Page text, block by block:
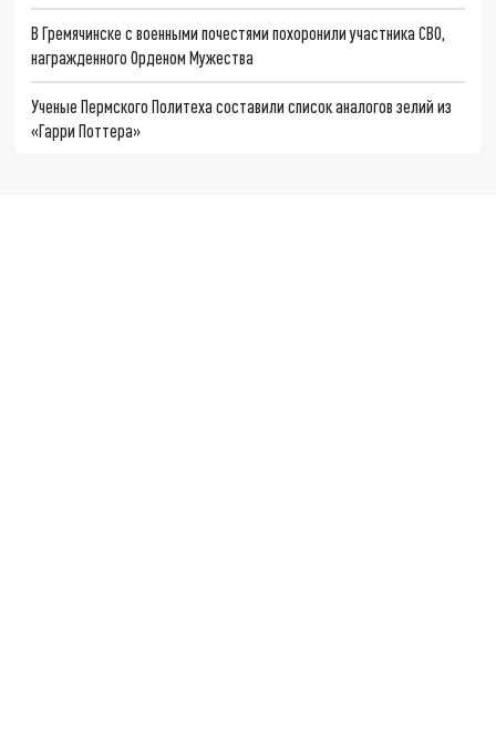
В Гремячинске с военными почестями похоронили участника СВО,
награжденного Орденом Мужества
Ученые Пермского Политеха составили список аналогов зелий из
«Гарри Поттера»